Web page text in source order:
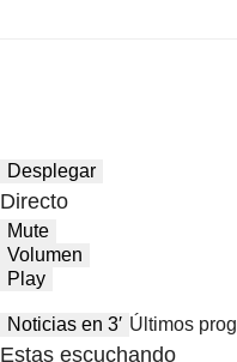
Desplegar
Directo
Mute
Volumen
Play